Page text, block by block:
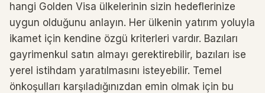
hangi Golden Visa ülkelerinin sizin hedeflerinize
uygun olduğunu anlayın. Her ülkenin yatırım yoluyla
ikamet için kendine özgü kriterleri vardır. Bazıları
gayrimenkul satın almayı gerektirebilir, bazıları ise
yerel istihdam yaratılmasını isteyebilir. Temel
önkoşulları karşıladığınızdan emin olmak için bu